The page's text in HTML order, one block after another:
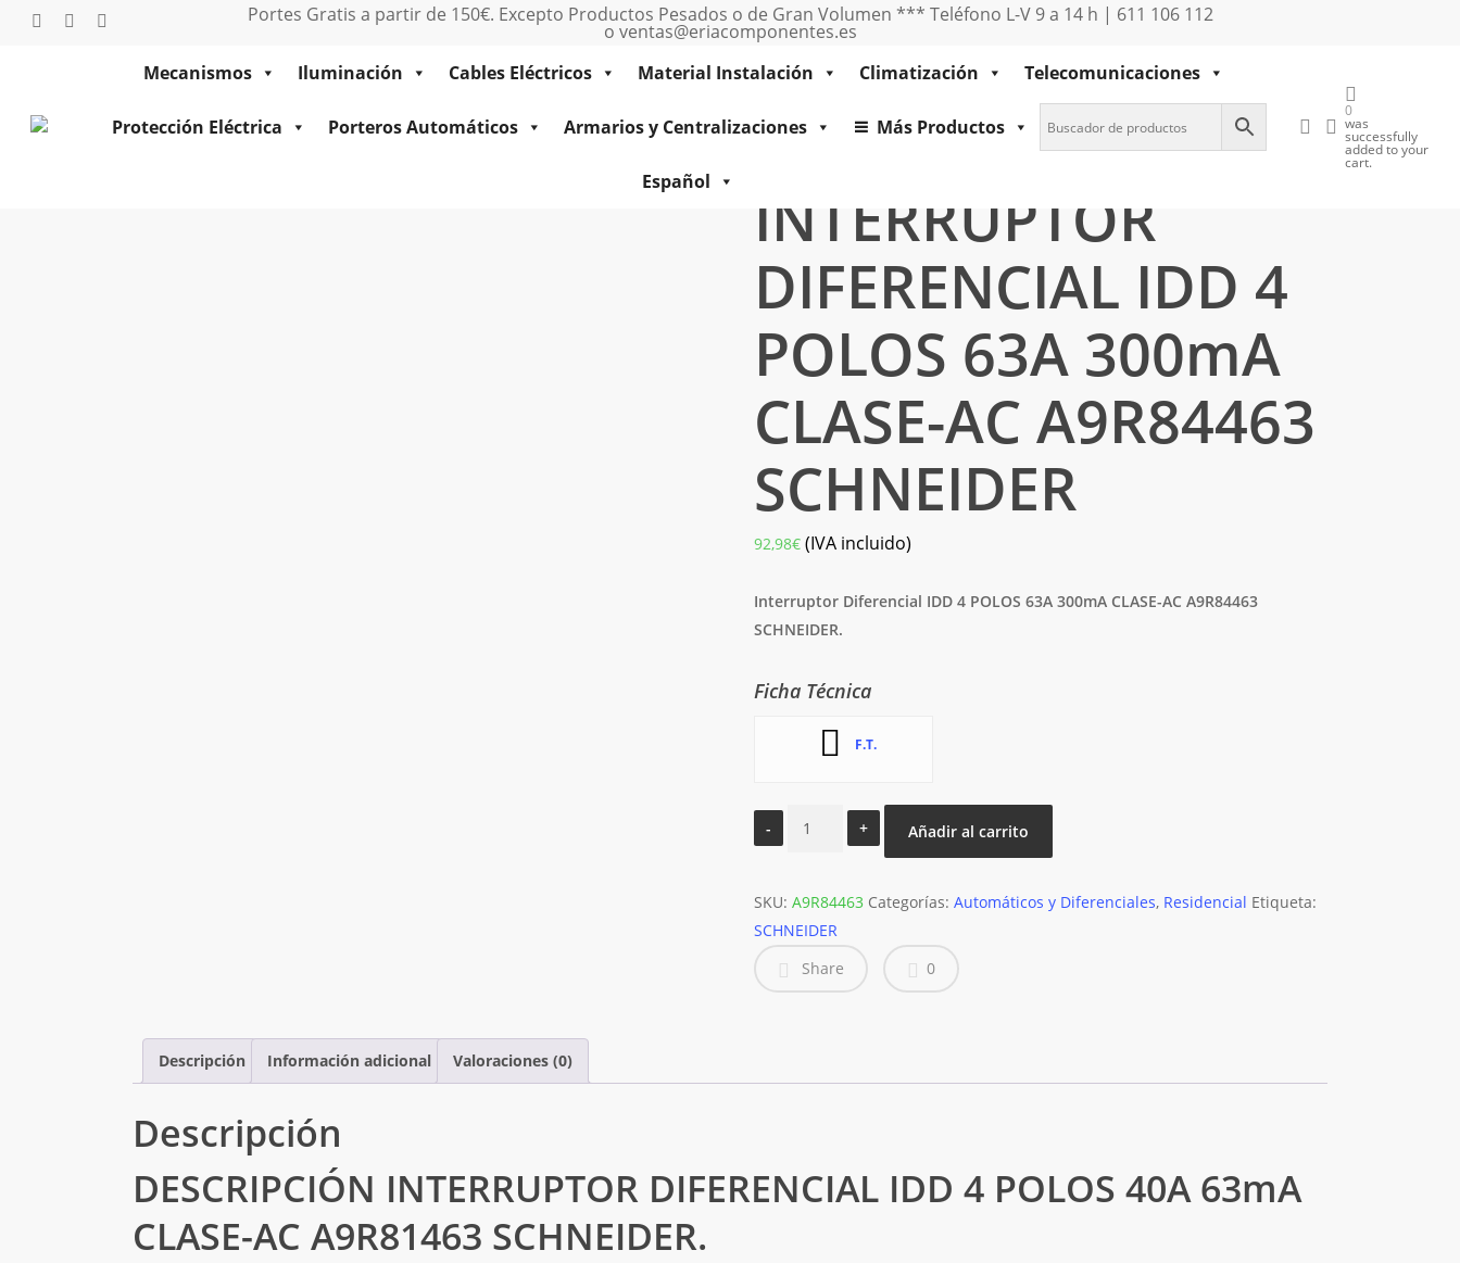
Saltartwitterfacebookinstagram Portes Gratis a partir de 150€. Excepto Productos Pesados o de Gran Volumen *** Teléfono L-V 9 a 14 h | 611 106 112
o ventas@eriacomponentes.es
Mecanismos
Iluminación Cables Eléctricos Material Instalación Climatización Telecomunicaciones
Protección Eléctrica Porteros Automáticos Armarios y Centralizaciones Más Productos
Español
buscaraccount
0
was
successfully
added to your
cart.
INTERRUPTOR DIFERENCIAL IDD 4 POLOS 63A 300mA CLASE-AC A9R84463 SCHNEIDER
INTERRUPTOR
DIFERENCIAL IDD 4
POLOS 63A 300mA
CLASE-AC A9R84463
SCHNEIDER
92,98€ (IVA incluido)
Interruptor Diferencial IDD 4 POLOS 63A 300mA CLASE-AC A9R84463
SCHNEIDER.
Ficha Técnica
F.T.
INTERRUPTOR
DIFERENCIAL
4
POLOS
63A
300mA
Añadir al carrito
SKU: A9R84463 Categorías: Automáticos y Diferenciales, Residencial Etiqueta:
SCHNEIDER
Share
0
Descripción Información adicional Valoraciones (0)
Descripción
DESCRIPCIÓN INTERRUPTOR DIFERENCIAL IDD 4 POLOS 40A 63mA
CLASE-AC A9R81463 SCHNEIDER.